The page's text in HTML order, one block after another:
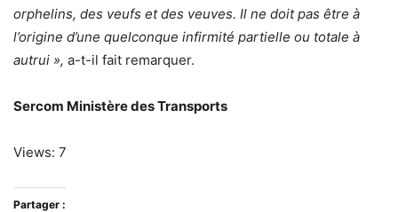
orphelins, des veufs et des veuves. Il ne doit pas être à
l’origine d’une quelconque infirmité partielle ou totale à
autrui », a-t-il fait remarquer.
Sercom Ministère des Transports
Views: 7
Partager :